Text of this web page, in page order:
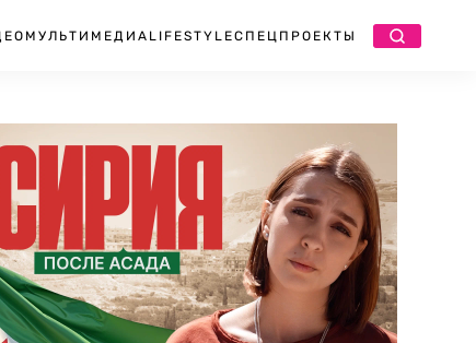
МУЛЬТИМЕДИА LIFESTYLEСПЕЦПРОЕКТЫ